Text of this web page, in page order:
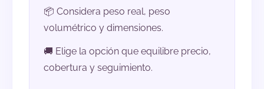
📦 Considera peso real, peso
volumétrico y dimensiones.
🚚 Elige la opción que equilibre precio,
cobertura y seguimiento.